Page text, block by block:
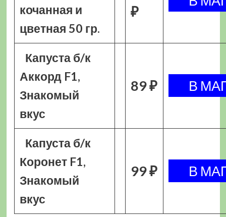
кочанная и
цветная 50 гр.
₽
Капуста б/к
Аккорд F1,
Знакомый
вкус
89 ₽
Капуста б/к
Коронет F1,
Знакомый
вкус
99 ₽